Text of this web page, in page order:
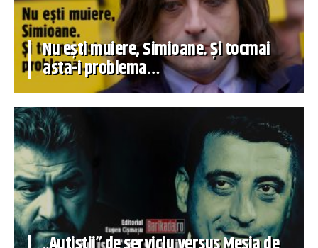
Nu ești muiere, Simioane. Și tocmai
asta-i problema…